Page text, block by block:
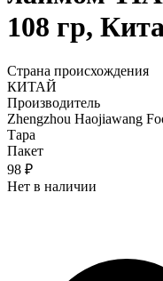
108 гр,
Страна происхождения
КИТАЙ
Производитель
Zhengzhou Haojiawang
Тара
Пакет
98 ₽
Нет в наличии